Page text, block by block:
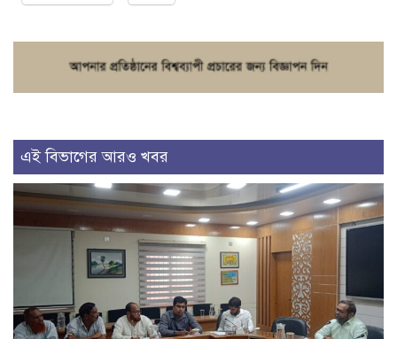
এই বিভাগের আরও খবর